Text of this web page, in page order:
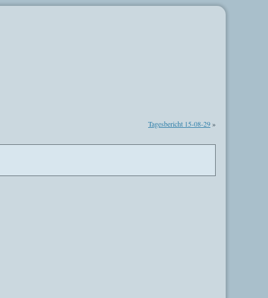
Tagesbericht 15-08-29»